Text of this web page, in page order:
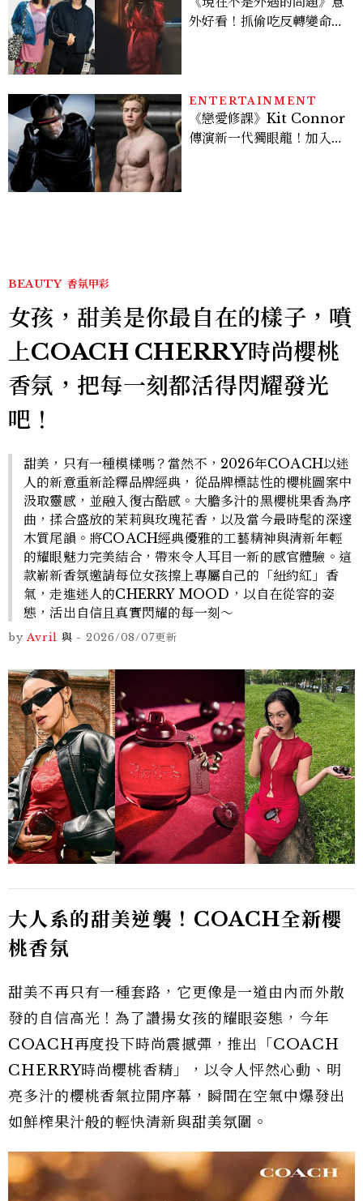
外好看！抓偷吃反轉變命
看點懶人包
ENTERTAINMENT
《戀愛修課》Kit Connor
傳演新一代獨眼龍！加入新
BEAUTY 香氛甲彩
女孩，甜美是你最自在的樣子，噴
上COACH CHERRY時尚櫻桃
香氛，把每一刻都活得閃耀發光
吧！
甜美，只有一種模樣嗎？當然不，2026年COACH以迷
人的新意重新詮釋品牌經典，從品牌標誌性的櫻桃圖案中
汲取靈感，並融入復古酷感。大膽多汁的黑櫻桃果香為序
曲，揉合盛放的茉莉與玫瑰花香，以及當今最時髦的深邃
木質尾韻。將COACH經典優雅的工藝精神與清新年輕
的耀眼魅力完美結合，帶來令人耳目一新的感官體驗。這
款嶄新香氛邀請每位女孩擦上專屬自己的「紐約紅」香
氣，走進迷人的CHERRY MOOD，以自在從容的姿
態，活出自信且真實閃耀的每一刻～
by Avril 與 - 2026/08/07更新
大人系的甜美逆襲！COACH全新櫻
桃香氛
甜美不再只有一種套路，它更像是一道由內而外散
發的自信高光！為了讚揚女孩的耀眼姿態，今年
COACH再度投下時尚震撼彈，推出「COACH
CHERRY時尚櫻桃香精」，以令人怦然心動、明
亮多汁的櫻桃香氣拉開序幕，瞬間在空氣中爆發出
如鮮榨果汁般的輕快清新與甜美氛圍。